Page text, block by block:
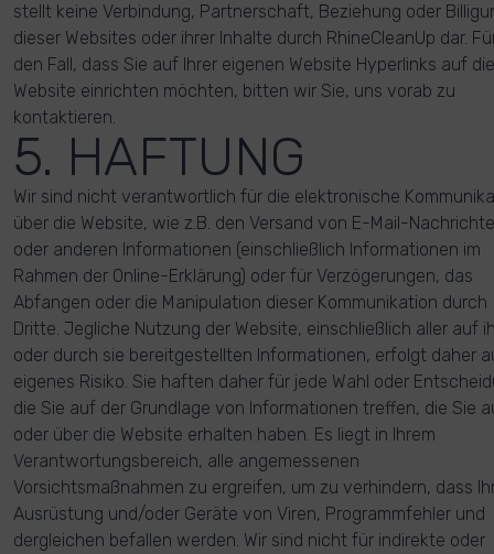
stellt keine Verbindung, Partnerschaft, Beziehung oder
dieser Websites oder ihrer Inhalte durch RhineCleanUp dar.
den Fall, dass Sie auf Ihrer eigenen Website Hyperlinks auf die
Website einrichten möchten, bitten wir Sie, uns vorab zu
kontaktieren.
5. HAFTUNG
Wir sind nicht verantwortlich für die elektronische
über die Website, wie z.B. den Versand von E-Mail-
oder anderen Informationen (einschließlich Informationen im
Rahmen der Online-Erklärung) oder für Verzögerungen, das
Abfangen oder die Manipulation dieser Kommunikation durch
Dritte. Jegliche Nutzung der Website, einschließlich aller auf
oder durch sie bereitgestellten Informationen, erfolgt daher
eigenes Risiko. Sie haften daher für jede Wahl oder
die Sie auf der Grundlage von Informationen treffen, die Sie
oder über die Website erhalten haben. Es liegt in Ihrem
Verantwortungsbereich, alle angemessenen
Vorsichtsmaßnahmen zu ergreifen, um zu verhindern, dass
Ausrüstung und/oder Geräte von Viren, Programmfehler und
dergleichen befallen werden. Wir sind nicht für indirekte oder